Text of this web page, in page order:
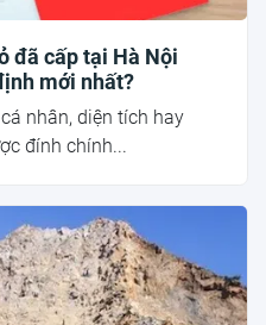
đã cấp tại Hà Nội
mới nhất?
nhân, diện tích hay
đính chính...